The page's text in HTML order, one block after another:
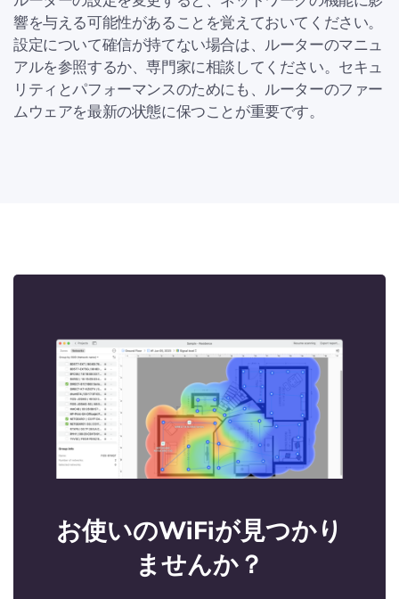
響を与える可能性があることを覚えておいてください。
設定について確信が持てない場合は、ルーターのマニュ
アルを参照するか、専門家に相談してください。セキュ
リティとパフォーマンスのためにも、ルーターのファー
ムウェアを最新の状態に保つことが重要です。
お使いのWiFiが見つかり
ませんか？